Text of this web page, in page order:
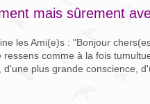
mais sûrement
les Ami(e)s : "Bonjour
comme à la fois
plus grande conscience,